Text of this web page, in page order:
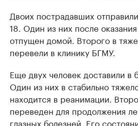
Двоих пострадавших
18. Один из них после
отпущен домой. Второго в
перевели в клинику БГМУ.
Еще двух человек доставили в
Один из них в стабильно
находится в реанимации.
переведен для продолжения
глазных болезней. Его